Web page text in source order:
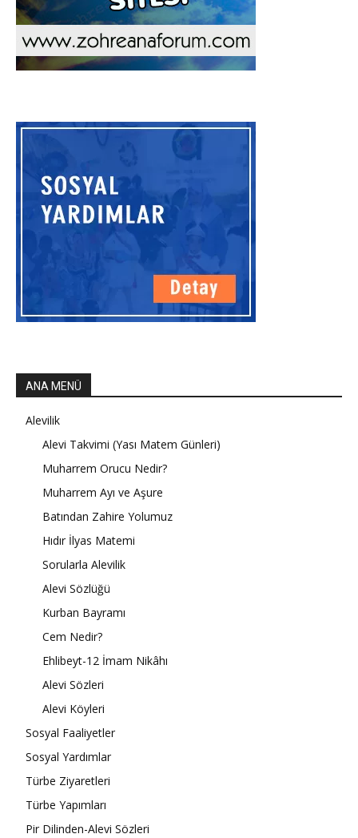
ANA MENÜ
Alevilik
Alevi Takvimi (Yası Matem Günleri)
Muharrem Orucu Nedir?
Muharrem Ayı ve Aşure
Batından Zahire Yolumuz
Hıdır İlyas Matemi
Sorularla Alevilik
Alevi Sözlüğü
Kurban Bayramı
Cem Nedir?
Ehlibeyt-12 İmam Nikâhı
Alevi Sözleri
Alevi Köyleri
Sosyal Faaliyetler
Sosyal Yardımlar
Türbe Ziyaretleri
Türbe Yapımları
Pir Dilinden-Alevi Sözleri